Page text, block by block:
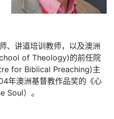
、讲道培训教师，以及澳洲
of Theology)的前任院
for Biblical Preaching)主
年澳洲基督教作品奖的《心
Soul）。